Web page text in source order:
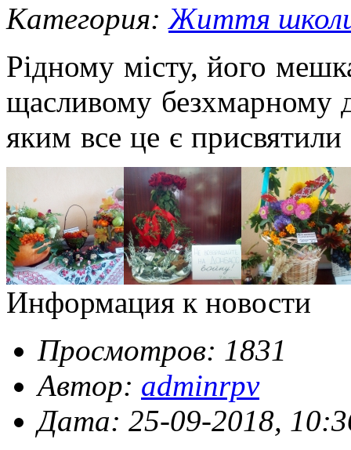
Категория: Життя
Рідному місту, його
щасливому безхмарному
яким все це є присвятили
Информация к новости
Просмотров: 1831
Автор: adminrpv
Дата: 25-09-2018,